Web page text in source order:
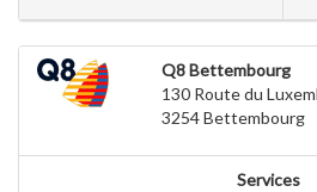
Q8 Bettembourg
130 Route du
3254Bettembourg
Services